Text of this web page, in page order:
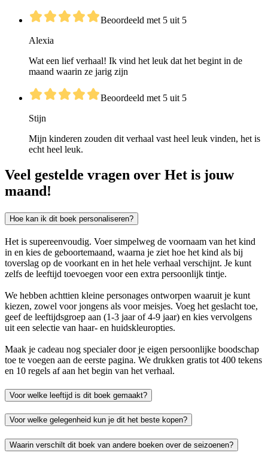
Beoordeeld met 5 uit 5
Alexia
Wat een lief verhaal! Ik vind het leuk dat het begint in de
maand waarin ze jarig zijn
Beoordeeld met 5 uit 5
Stijn
Mijn kinderen zouden dit verhaal vast heel leuk vinden, het is
echt heel leuk.
Veel gestelde vragen over Het is jouw
maand!
Hoe kan ik dit boek personaliseren?
Het is supereenvoudig. Voer simpelweg de voornaam van het kind
in en kies de geboortemaand, waarna je ziet hoe het kind als bij
toverslag op de voorkant en in het hele verhaal verschijnt. Je kunt
zelfs de leeftijd toevoegen voor een extra persoonlijk tintje.
We hebben achttien kleine personages ontworpen waaruit je kunt
kiezen, zowel voor jongens als voor meisjes. Voeg het geslacht toe,
geef de leeftijdsgroep aan (1-3 jaar of 4-9 jaar) en kies vervolgens
uit een selectie van haar- en huidskleuropties.
Maak je cadeau nog specialer door je eigen persoonlijke boodschap
toe te voegen aan de eerste pagina. We drukken gratis tot 400 tekens
en 10 regels af aan het begin van het verhaal.
Voor welke leeftijd is dit boek gemaakt?
Voor welke gelegenheid kun je dit het beste kopen?
Waarin verschilt dit boek van andere boeken over de seizoenen?